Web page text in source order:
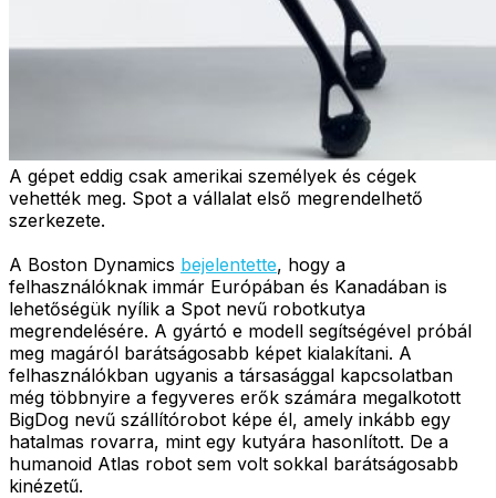
A gépet eddig csak amerikai személyek és cégek
vehették meg. Spot a vállalat első megrendelhető
szerkezete.
A Boston Dynamics bejelentette, hogy a
felhasználóknak immár Európában és Kanadában is
lehetőségük nyílik a Spot nevű robotkutya
megrendelésére. A gyártó e modell segítségével próbál
meg magáról barátságosabb képet kialakítani. A
felhasználókban ugyanis a társasággal kapcsolatban
még többnyire a fegyveres erők számára megalkotott
BigDog nevű szállítórobot képe él, amely inkább egy
hatalmas rovarra, mint egy kutyára hasonlított. De a
humanoid Atlas robot sem volt sokkal barátságosabb
kinézetű.